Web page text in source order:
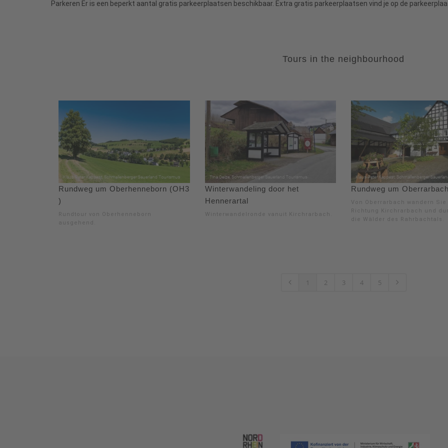
Parkeren Er is een beperkt aantal gratis parkeerplaatsen beschikbaar. Extra gratis parkeerplaatsen vind je op de
Tours in the neighbourhood
Rundweg um Oberhenneborn (OH3
)
Rundtour von Oberhenneborn
ausgehend.
Winterwandeling door het
Hennerartal
Winterwandelronde vanuit Kirchrarbach.
Rundweg um
Von Oberrarbach wandern
Richtung Kirchrarbach und
die Wälder des Rahrbachtals.
1 2 3 4 5